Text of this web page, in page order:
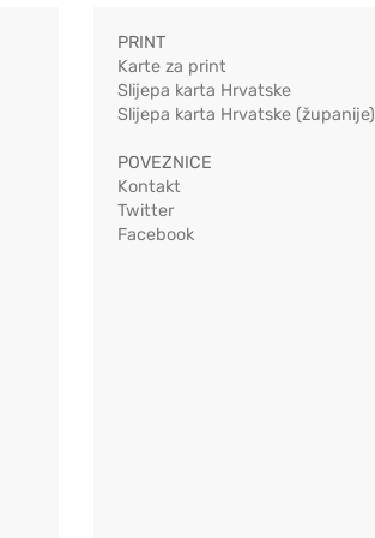
PRINT
Karte za print
Slijepa karta Hrvatske
Slijepa karta Hrvatske (županije)
POVEZNICE
Kontakt
Twitter
Facebook